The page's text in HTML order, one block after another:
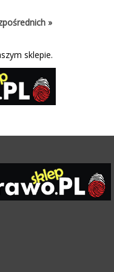
»
sklepie.